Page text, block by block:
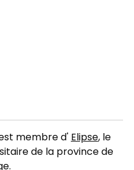
membre d'Elipse, le
de la province de